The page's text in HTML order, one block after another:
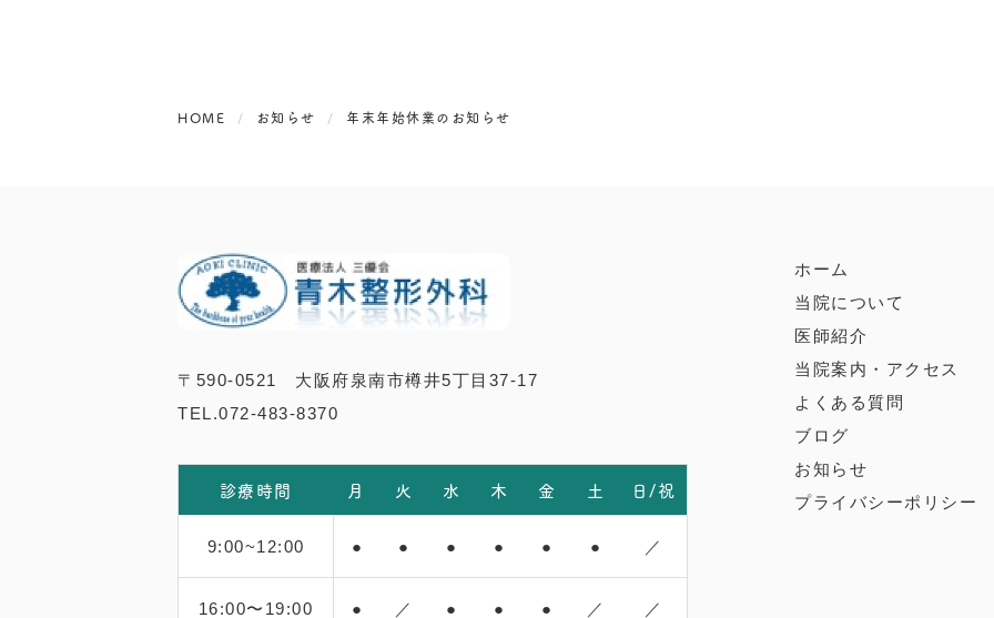
HOME お知らせ 年末年始休業のお知らせ
〒590-0521 大阪府泉南市樽井5丁目37-17
TEL.072-483-8370
診療時間 月 火 水 木 金 土 日/祝
9:00~12:00 ● ● ● ● ● ● ／
16:00〜19:00 ● ／ ● ● ● ／ ／
ホーム
当院について
医師紹介
当院案内・アクセス
よくある質問
ブログ
お知らせ
プライバシーポリシー